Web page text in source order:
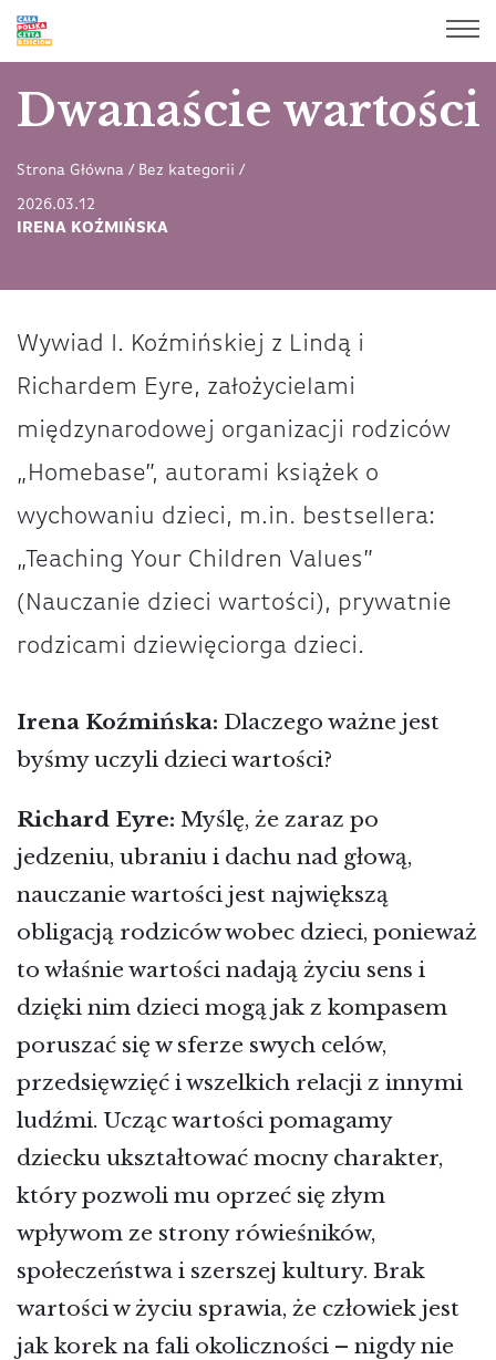
Dwanaście wartości
Strona Główna / Bez kategorii /
2026.03.12
IRENA KOŹMIŃSKA
Wywiad I. Koźmińskiej z Lindą i
Richardem Eyre, założycielami
międzynarodowej organizacji rodziców
„Homebase”, autorami książek o
wychowaniu dzieci, m.in. bestsellera:
„Teaching Your Children Values”
(Nauczanie dzieci wartości), prywatnie
rodzicami dziewięciorga dzieci.
Irena Koźmińska: Dlaczego ważne jest
byśmy uczyli dzieci wartości?
Richard Eyre: Myślę, że zaraz po
jedzeniu, ubraniu i dachu nad głową,
nauczanie wartości jest największą
obligacją rodziców wobec dzieci, ponieważ
to właśnie wartości nadają życiu sens i
dzięki nim dzieci mogą jak z kompasem
poruszać się w sferze swych celów,
przedsięwzięć i wszelkich relacji z innymi
ludźmi. Ucząc wartości pomagamy
dziecku ukształtować mocny charakter,
który pozwoli mu oprzeć się złym
wpływom ze strony rówieśników,
społeczeństwa i szerszej kultury. Brak
wartości w życiu sprawia, że człowiek jest
jak korek na fali okoliczności – nigdy nie